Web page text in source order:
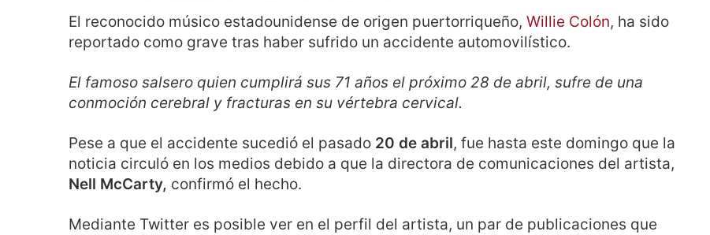
El reconocido músico estadounidense de origen puertorriqueño, Willie Colón, ha sido
reportado como grave tras haber sufrido un accidente automovilístico.
El famoso salsero quien cumplirá sus 71 años el próximo 28 de abril, sufre de una
conmoción cerebral y fracturas en su vértebra cervical.
Pese a que el accidente sucedió el pasado 20 de abril, fue hasta este domingo que la
noticia circuló en los medios debido a que la directora de comunicaciones del artista,
Nell McCarty, confirmó el hecho.
Mediante Twitter es posible ver en el perfil del artista, un par de publicaciones que